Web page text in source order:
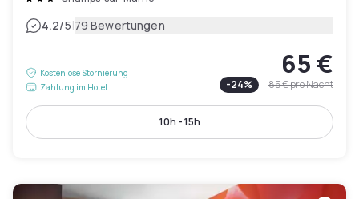
4.2/5|79 Bewertungen
Kostenlose Stornierung
Zahlung im Hotel
65 €
-24% 85 €pro Nacht
10h - 15h